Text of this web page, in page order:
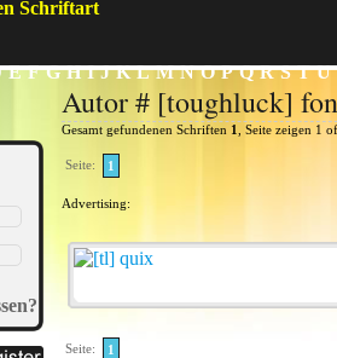
Schriftart
E F G H I J K L M N O P Q R S T U
Autor # [toughluck]
Gesamt gefundenen Schriften 1 , Seite zeigen 1
Seite: 1
Advertising:
Seite: 1